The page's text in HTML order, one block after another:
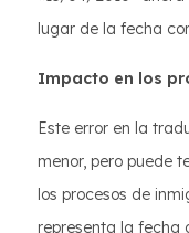
lugar de la fecha
Impacto en los
Este error en la
menor, pero puede
los procesos de
representa la fecha